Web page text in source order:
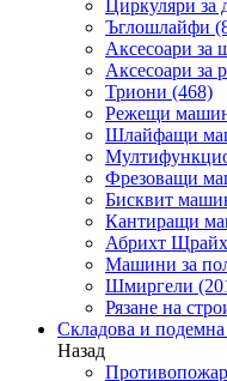
Циркуляри за
Ъглошлайфи
Аксесоари за
Аксесоари
Триони (468)
Режещи
Шлайфащи
Фрезоващи
Бисквит
Кантиращи
Абрихт
Машини за
Шмиргели
Рязане на
Складова и подемна
Назад